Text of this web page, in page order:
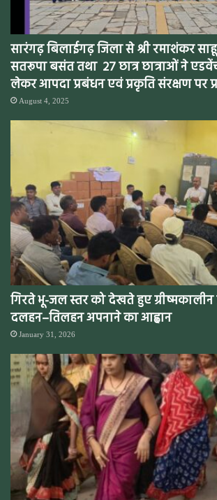
सारंगढ़ बिलाईगढ़ जिला से श्री रमाशंकर
सतरूपा बसंत तथा 27 छात्र छात्राओं ने
लेकर आपदा प्रबंधन एवं प्रकृति संरक्षण पर
August 4, 2025
गिरते भू-जल स्तर को देखते हुए
दलहन–तिलहन अपनाने का आह्वान
January 31, 2026